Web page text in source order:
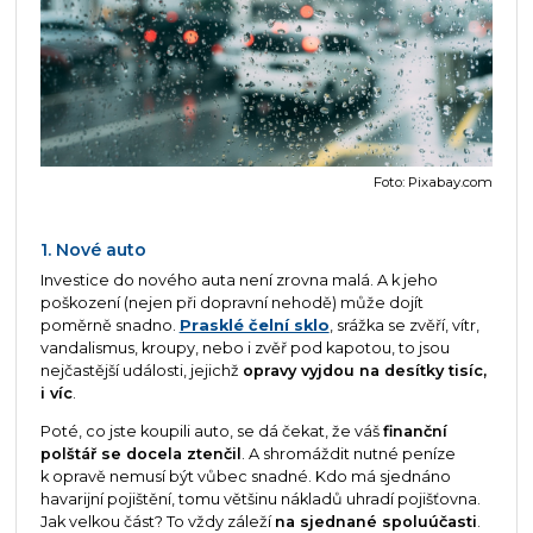
Foto: Pixabay.com
1. Nové auto
Investice do nového auta není zrovna malá. A k jeho
poškození (nejen při dopravní nehodě) může dojít
poměrně snadno. Prasklé čelní sklo, srážka se zvěří, vítr,
vandalismus, kroupy, nebo i zvěř pod kapotou, to jsou
nejčastější události, jejichž opravy vyjdou na desítky tisíc,
i víc.
Poté, co jste koupili auto, se dá čekat, že váš finanční
polštář se docela ztenčil . A shromáždit nutné peníze
k opravě nemusí být vůbec snadné. Kdo má sjednáno
havarijní pojištění, tomu většinu nákladů uhradí pojišťovna.
Jak velkou část? To vždy záleží na sjednané spoluúčasti.